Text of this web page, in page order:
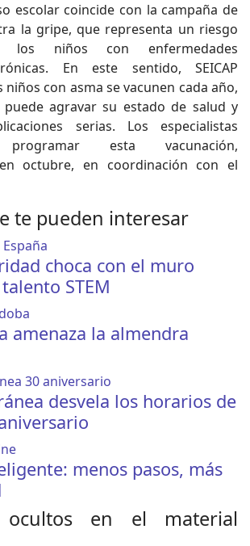
escolar coincide con la campaña de
la gripe, que representa un riesgo
los niños con enfermedades
En este sentido, SEICAP
niños con asma se vacunen cada año,
agravar su estado de salud y
serias. Los especialistas
programar esta vacunación,
octubre, en coordinación con el
te pueden interesar
choca con el muro
STEM
amenaza la almendra
desvela los horarios de
menos pasos, más
ocultos en el material